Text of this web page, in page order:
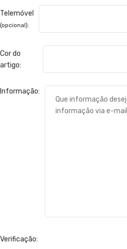
Telemóvel
(opcional):
Cor do
artigo:
Informação:
Verificação: